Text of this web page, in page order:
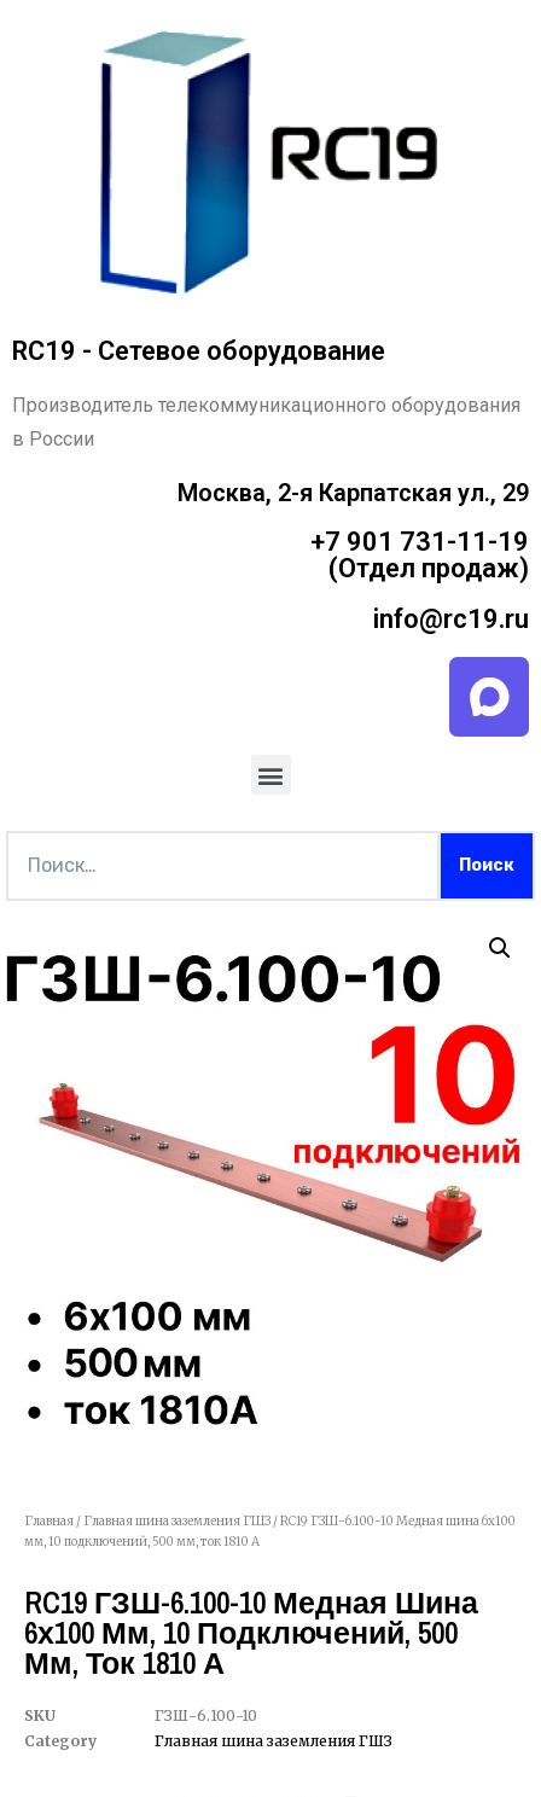
RC19 - Сетевое оборудование
Производитель телекоммуникационного оборудования
в России
Москва, 2-я Карпатская ул., 29
+7 901 731-11-19
(Отдел продаж)
info@rc19.ru
Главная / Главная шина заземления ГШЗ / RC19 ГЗШ-6.100-10 Медная шина 6х100
мм, 10 подключений, 500 мм, ток 1810 А
RC19 ГЗШ-6.100-10 Медная Шина
6х100 Мм, 10 Подключений, 500
Мм, Ток 1810 А
SKU
ГЗШ-6.100-10
Category
Главная шина заземления ГШЗ